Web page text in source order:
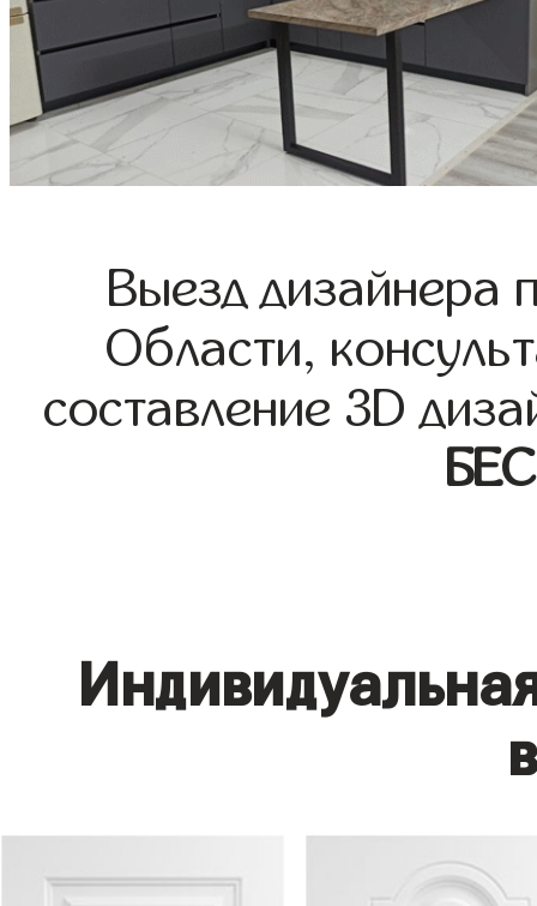
Выезд дизайнера
Области,
составление 3D